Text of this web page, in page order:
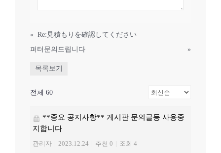
« Re:見積もりを確認してください
퍼터문의드립니다
»
목록보기
전체 60
**중요 공지사항** 게시판 문의글등 사용중
지합니다
관리자 | 2023.12.24 | 추천 0 | 조회 4